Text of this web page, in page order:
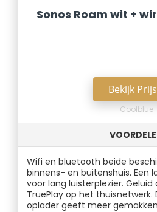
Sonos Roam wit +
Bekijk
Coolblue
Wifi en bluetooth beide
binnens- en buitenshuis. Een
voor lang luisterplezier.
TruePlay op het thuisnetwerk.
oplader geeft meer